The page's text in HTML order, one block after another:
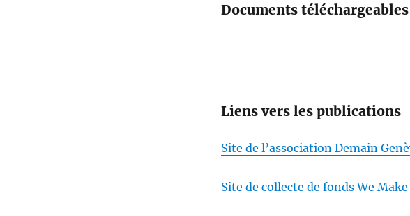
Documents téléchargeables
Liens vers les publications
Site de l’association Demain
Site de collecte de fonds We